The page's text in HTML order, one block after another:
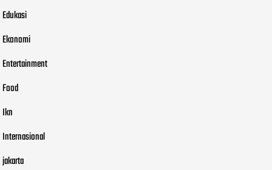
Edukasi
Ekonomi
Entertainment
Food
Ikn
Internasional
jakarta